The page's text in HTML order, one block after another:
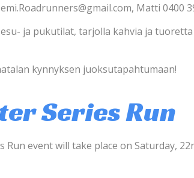
Matti 0400
ja pukutilat, tarjolla kahvia ja
kynnyksen juoksutapahtumaan!
Series Run
Run event will take place on Saturday,